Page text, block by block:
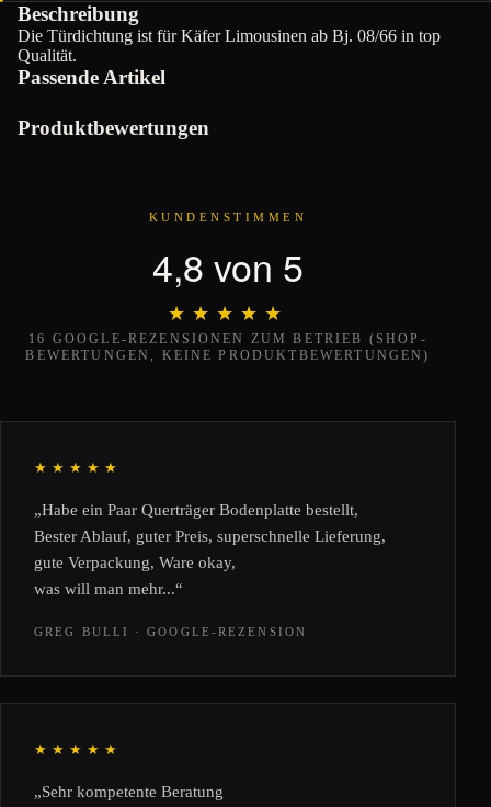
Beschreibung
Die Türdichtung ist für Käfer Limousinen ab Bj. 08/66 in top
Qualität.
Passende Artikel
Produktbewertungen
KUNDENSTIMMEN
4,8 von 5
★★★★★
★★★★★
16 GOOGLE-REZENSIONEN ZUM BETRIEB (SHOP-
BEWERTUNGEN, KEINE PRODUKTBEWERTUNGEN)
★★★★★
„Habe ein Paar Querträger Bodenplatte bestellt,
Bester Ablauf, guter Preis, superschnelle Lieferung,
gute Verpackung, Ware okay,
was will man mehr...“
GREG BULLI · GOOGLE-REZENSION
★★★★★
„Sehr kompetente Beratung